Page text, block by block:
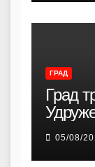
ГРАД
Град
05/08/